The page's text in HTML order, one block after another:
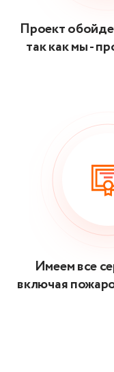
Проект
так как мы -
Имеем все
включая